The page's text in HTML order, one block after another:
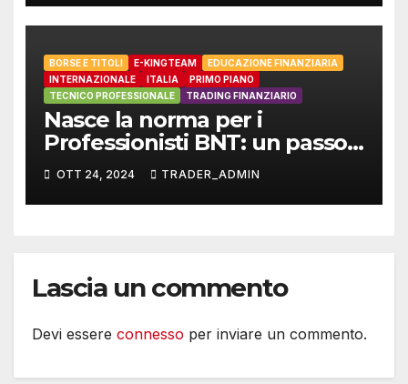
Negoziazione e Titoli
BORSE E TITOLI E-KINGTEAM
EDUCAZIONE FINANZIARIA
INTERNAZIONALE
ITALIA
PRIMO PIANO
TECNICO PROFESSIONALE
TRADING FINANZIARIO
Nasce la norma per i
Professionisti BNT: un passo
avanti per la
professionalizzazione del
settore finanziario
OTT 24, 2024 TRADER_ADMIN
Lascia un commento
Devi essere connesso per inviare un commento.